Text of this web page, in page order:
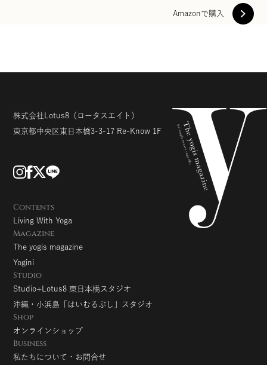
Amazonで購入
株式会社Lotus8 （ロータスエイト）
東京都中央区東日本橋3-3-17 Re-Know 1F
Contents
Living With Yoga
Magazine
The yogis magazine
Yogini
Studio
Studio+Lotus8 東日本橋スタジオ
沖縄・小浜島「はいむるぶし」スタジオ
Shop
オンラインショップ
Business
私たちについて・お問合せ